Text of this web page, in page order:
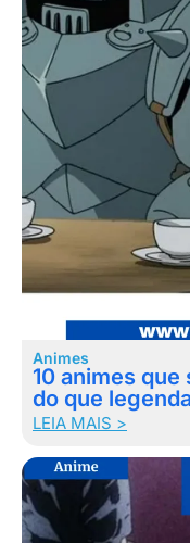
Animes
10 animes
do que
LEIA MAIS >